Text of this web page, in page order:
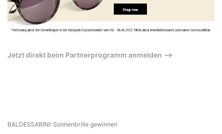
Jetzt direkt beim Partnerprogramm anmelden –>
BALDESSARINI: Sonnenbrille gewinnen